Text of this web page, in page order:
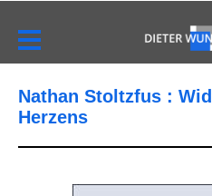
Nathan Stoltzfus :
Herzens